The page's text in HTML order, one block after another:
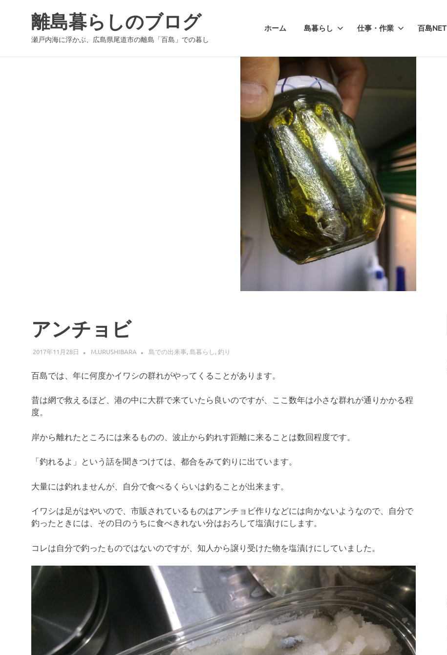
離島暮らしのブログ
瀬戸内海に浮かぶ、広島県尾道市の離島「百島」での暮し
ホーム 島暮らし 仕事・作業 百島NET
アンチョビ
2017年11月28日 M.URUSHIBARA 島での出来事,島暮らし,釣り
百島では、年に何度かイワシの群れがやってくることがあります。
昔は網で救えるほど、港の中に大群で来ていたら良いのですが、ここ数年は小さな群れが通りかかる程
度。
岸から離れたところには来るものの、波止から釣れす距離に来ることは数回程度です。
「釣れるよ」という話を聞きつけては、都合をみて釣りに出ています。
大量には釣れませんが、自分で食べるくらいは釣ることが出来ます。
イワシは足がはやいので、市販されているものはアンチョビ作りなどには向かないようなので、自分で
釣ったときには、その日のうちに食べきれない分はおろして塩漬けにします。
コレは自分で釣ったものではないのですが、知人から譲り受けた物を塩漬けにしていました。